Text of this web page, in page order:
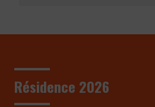
Résidence 2026